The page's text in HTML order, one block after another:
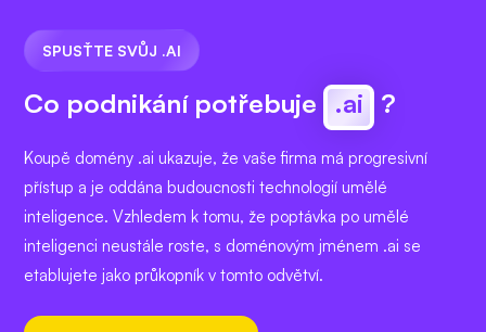
SPUSŤTE SVŮJ .AI
Co podnikání potřebuje .ai ?
Koupě domény .ai ukazuje, že vaše firma má progresivní
přístup a je oddána budoucnosti technologií umělé
inteligence. Vzhledem k tomu, že poptávka po umělé
inteligenci neustále roste, s doménovým jménem .ai se
etablujete jako průkopník v tomto odvětví.